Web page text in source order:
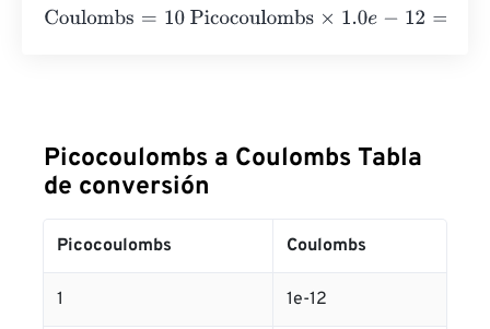
Coulombs= 10 Picocoulombs×1.0e- 12 =1e-11 Coulombs
Picocoulombs a Coulombs Tabla
de conversión
Picocoulombs Coulombs
1 1e-12